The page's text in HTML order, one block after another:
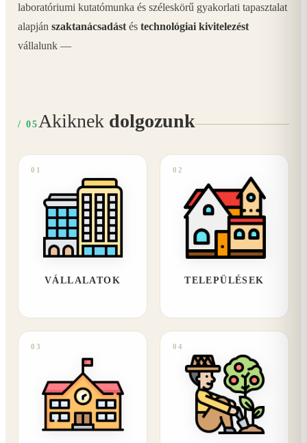
laboratóriumi kutatómunka és széleskörű gyakorlati tapasztalat
alapján szaktanácsadást és technológiai kivitelezést
vállalunk —
/ 05 Akiknek dolgozunk
01
VÁLLALATOK
02
TELEPÜLÉSEK
03 04